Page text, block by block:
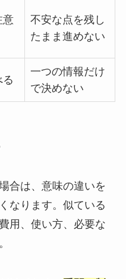
意
不安な点を残し
たまま進めない
一つの情報だけ
で決めない
合は、意味の違いを
なります。似ている
用、使い方、必要な